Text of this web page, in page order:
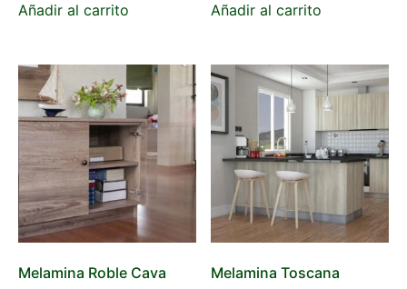
Añadir al carrito Añadir al carrito
Melamina Roble Cava Melamina Toscana